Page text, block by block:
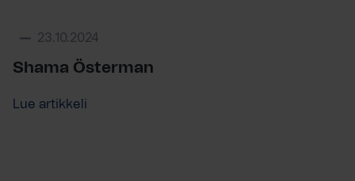
23.10.2024
Shama Österman
Lue artikkeli